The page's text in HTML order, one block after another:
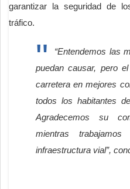
garantizar la seguridad de
tráfico.
“Entendemos las
puedan causar, pero
carretera en mejores
todos los habitantes
Agradecemos su
mientras
infraestructura vial”,